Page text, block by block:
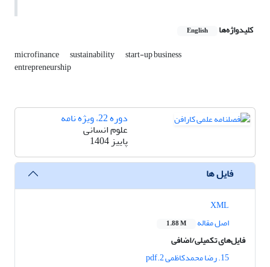
کلیدواژه‌ها English
microfinance sustainability start-up business
entrepreneurship
دوره 22، ویژه نامه
علوم انسانی
پاییز 1404
فایل ها
اصل مقاله
1.88 M
فایل‌های تکمیلی/اضافی
15. رضا محمدکاظمی 2.pdf